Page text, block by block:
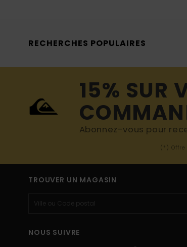
RECHERCHES POPULAIRES
15% SUR
Abonnez-vous pour
(*)
TROUVER UN MAGASIN
NOUS SUIVRE